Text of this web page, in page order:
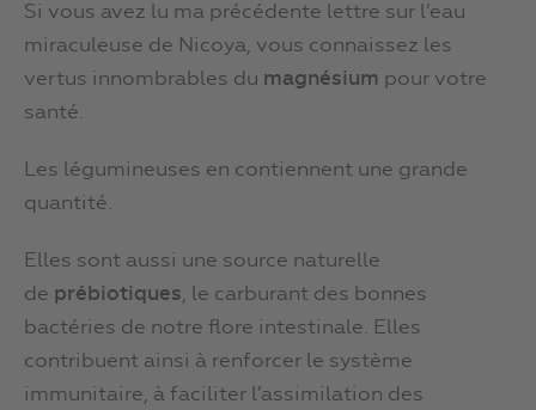
Si vous avez lu ma précédente lettre sur l’eau
miraculeuse de Nicoya, vous connaissez les
vertus innombrables du magnésium pour votre
santé.
Les légumineuses en contiennent une grande
quantité.
Elles sont aussi une source naturelle
de prébiotiques, le carburant des bonnes
bactéries de notre flore intestinale. Elles
contribuent ainsi à renforcer le système
immunitaire, à faciliter l’assimilation des